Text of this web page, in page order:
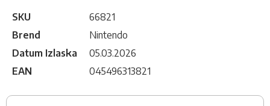
SKU
66821
Brend
Nintendo
Datum Izlaska
05.03.2026
EAN
045496313821